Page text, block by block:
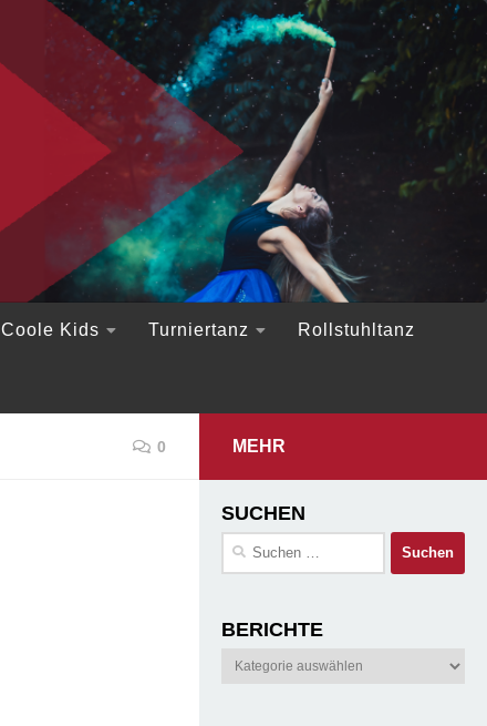
Coole Kids Turniertanz Rollstuhltanz
0 MEHR
SUCHEN
Suchen
BERICHTE
Berichte